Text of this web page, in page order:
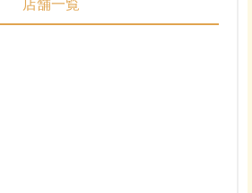
店舗一覧